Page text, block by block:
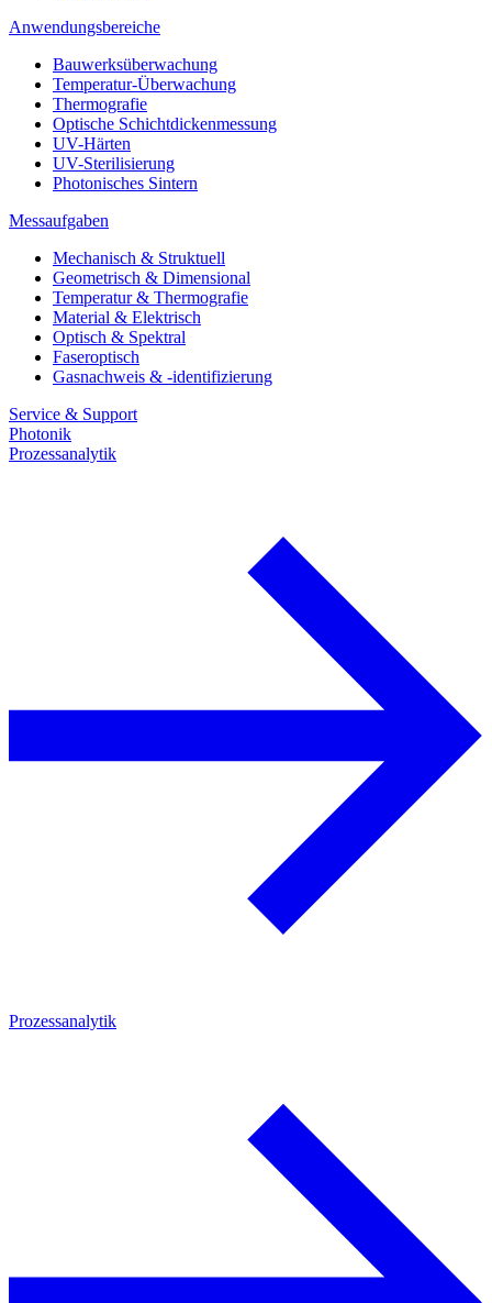
Anwendungsbereiche
Bauwerksüberwachung
Temperatur-Überwachung
Thermografie
Optische Schichtdickenmessung
UV-Härten
UV-Sterilisierung
Photonisches Sintern
Messaufgaben
Mechanisch & Struktuell
Geometrisch & Dimensional
Temperatur & Thermografie
Material & Elektrisch
Optisch & Spektral
Faseroptisch
Gasnachweis & -identifizierung
Service & Support
Photonik
Prozessanalytik
Prozessanalytik